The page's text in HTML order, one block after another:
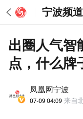
宁波频道
出圈人气智
点，什么牌
凤凰网宁波
07-09 04:09 来自